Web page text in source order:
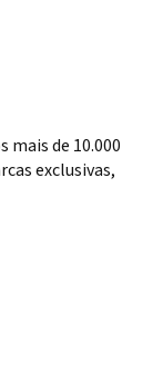
de 10.000
exclusivas,